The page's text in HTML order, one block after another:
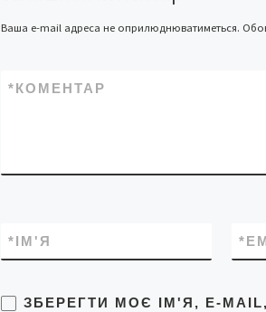
Ваша e-mail адреса не оприлюднюватиметься.
КОМЕНТАР
*
ІМ'Я
* *
ЗБЕРЕГТИ МОЄ ІМ'Я, E-